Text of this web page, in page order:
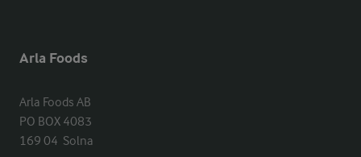
Arla Foods
Arla Foods AB
PO BOX 4083
169 04  Solna